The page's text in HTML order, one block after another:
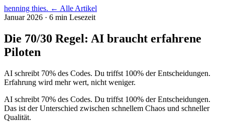
henning thies. ← Alle Artikel
Januar 2026 · 6 min Lesezeit
Die 70/30 Regel: AI braucht erfahrene
Piloten
AI schreibt 70% des Codes. Du triffst 100% der Entscheidungen.
Erfahrung wird mehr wert, nicht weniger.
AI schreibt 70% des Codes. Du triffst 100% der Entscheidungen.
Das ist der Unterschied zwischen schnellem Chaos und schneller
Qualität.